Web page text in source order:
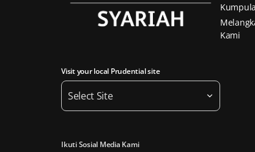
Visit your local Prudential site
Select Site
Ikuti Sosial Media Kami
Kami